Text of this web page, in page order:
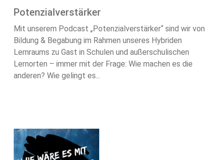
Potenzialverstärker
Mit unserem Podcast „Potenzialverstärker“ sind wir von
Bildung & Begabung im Rahmen unseres Hybriden
Lernraums zu Gast in Schulen und außerschulischen
Lernorten – immer mit der Frage: Wie machen es die
anderen? Wie gelingt es...